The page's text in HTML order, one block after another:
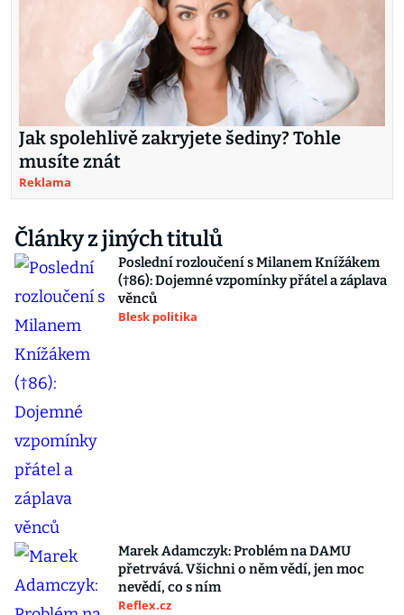
Jak spolehlivě zakryjete šediny? Tohle
musíte znát
Reklama
Články z jiných titulů
Poslední rozloučení s Milanem Knížákem
(†86): Dojemné vzpomínky přátel a záplava
věnců
Blesk politika
Marek Adamczyk: Problém na DAMU
přetrvává. Všichni o něm vědí, jen moc
nevědí, co s ním
Reflex.cz